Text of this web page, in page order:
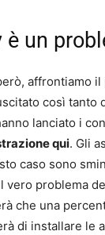
è un
affrontiamo
così tanto
lanciato i
qui. Gli
caso sono
vero problema
che una
di installare le